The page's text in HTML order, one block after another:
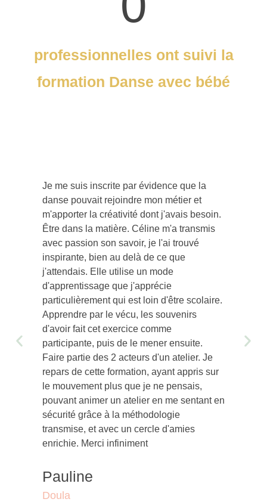
professionnelles ont suivi la
formation Danse avec bébé
Je me suis inscrite par évidence que la
danse pouvait rejoindre mon métier et
m'apporter la créativité dont j'avais besoin.
Être dans la matière. Céline m'a transmis
avec passion son savoir, je l'ai trouvé
inspirante, bien au delà de ce que
j'attendais. Elle utilise un mode
d'apprentissage que j'apprécie
particulièrement qui est loin d'être scolaire.
Apprendre par le vécu, les souvenirs
d'avoir fait cet exercice comme
participante, puis de le mener ensuite.
Faire partie des 2 acteurs d'un atelier. Je
repars de cette formation, ayant appris sur
le mouvement plus que je ne pensais,
pouvant animer un atelier en me sentant en
sécurité grâce à la méthodologie
transmise, et avec un cercle d'amies
enrichie. Merci infiniment
Pauline
Doula